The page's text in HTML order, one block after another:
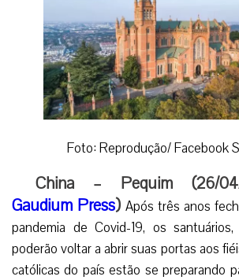
Foto: Reprodução/ Facebook
China – Pequim (26/
Gaudium Press) Após três anos
pandemia de Covid-19, os
poderão voltar a abrir suas portas aos
católicas do país estão se preparando